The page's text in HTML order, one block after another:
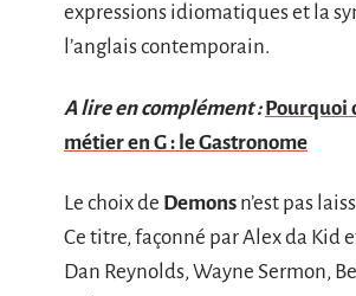
expressions idiomatiques et la
l’anglais contemporain.
A lire en complément : Pourquoi
métier en G : le Gastronome
Le choix de Demons n’est pas
Ce titre, façonné par Alex da Kid
Dan Reynolds, Wayne Sermon,